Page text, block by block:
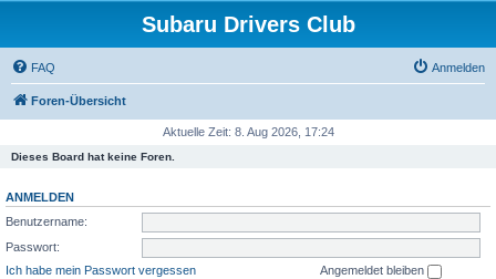
Subaru Drivers Club
FAQ Anmelden
Foren-Übersicht
Aktuelle Zeit: 8. Aug 2026, 17:24
Dieses Board hat keine Foren.
ANMELDEN
Benutzername:
Passwort:
Ich habe mein Passwort vergessen
Angemeldet bleiben